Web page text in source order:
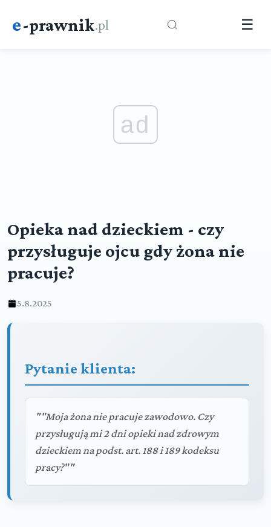
e-prawnik.pl ☰
ad
Opieka nad dzieckiem - czy
przysługuje ojcu gdy żona nie
pracuje?
5.8.2025
Pytanie klienta:
""Moja żona nie pracuje zawodowo. Czy
przysługują mi 2 dni opieki nad zdrowym
dzieckiem na podst. art. 188 i 189 kodeksu
pracy?""